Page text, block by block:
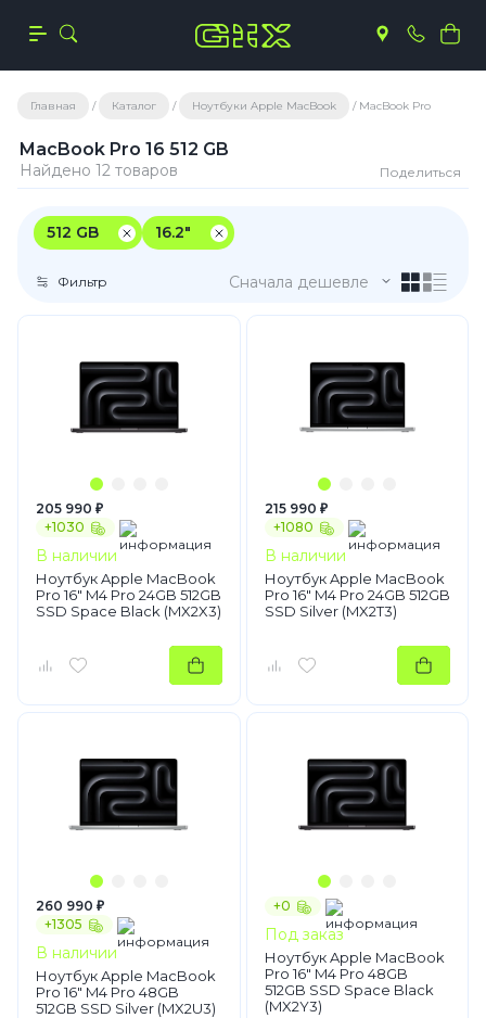
Главная Каталог Ноутбуки Apple MacBook MacBook Pro
MacBook Pro 16 512 GB
Найдено 12 товаров Поделиться
512 GB 16.2"
Фильтр Сначала дешевле
205 990 ₽
+1030
В наличии
Ноутбук Apple MacBook
Pro 16" M4 Pro 24GB 512GB
SSD Space Black (MX2X3)
215 990 ₽
+1080
В наличии
Ноутбук Apple MacBook
Pro 16" M4 Pro 24GB 512GB
SSD Silver (MX2T3)
260 990 ₽
+1305
В наличии
Ноутбук Apple MacBook
Pro 16" M4 Pro 48GB
512GB SSD Silver (MX2U3)
+0
Под заказ
Ноутбук Apple MacBook
Pro 16" M4 Pro 48GB
512GB SSD Space Black
(MX2Y3)